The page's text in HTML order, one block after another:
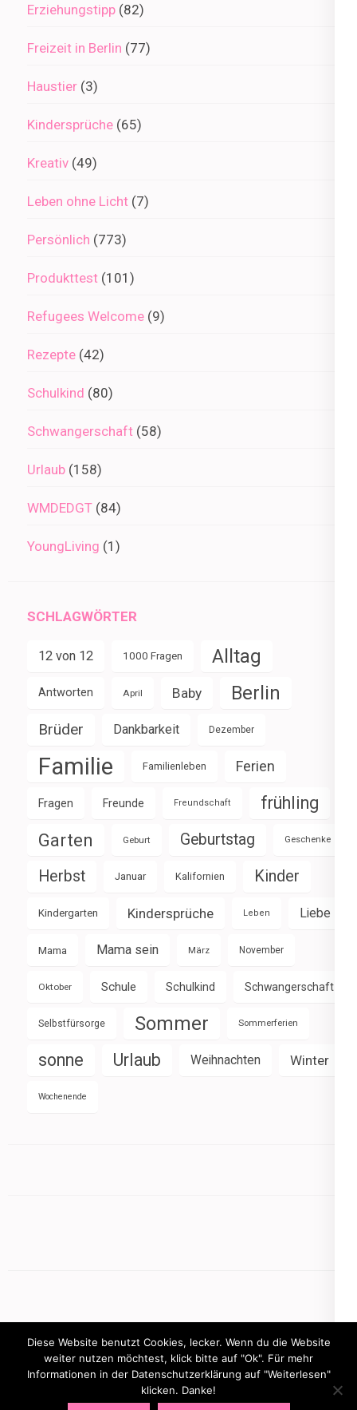
Erziehungstipp (82)
Freizeit in Berlin (77)
Haustier (3)
Kindersprüche (65)
Kreativ (49)
Leben ohne Licht (7)
Persönlich (773)
Produkttest (101)
Refugees Welcome (9)
Rezepte (42)
Schulkind (80)
Schwangerschaft (58)
Urlaub (158)
WMDEDGT (84)
YoungLiving (1)
SCHLAGWÖRTER
12 von 12 1000 Fragen Alltag
Antworten April Baby Berlin
Brüder Dankbarkeit Dezember
Familie Familienleben Ferien
Fragen Freunde Freundschaft frühling
Garten Geburt Geburtstag Geschenke
Herbst Januar Kalifornien Kinder
Kindergarten Kindersprüche Leben Liebe
Mama Mama sein März November
Oktober Schule Schulkind Schwangerschaft
Selbstfürsorge Sommer Sommerferien
sonne Urlaub Weihnachten Winter
Wochenende
mamasbusiness.de
Diese Website benutzt Cookies, lecker. Wenn du die Website
weiter nutzen möchtest, klick bitte auf "Ok". Für mehr
Informationen in der Datenschutzerklärung auf "Weiterlesen"
klicken. Danke!